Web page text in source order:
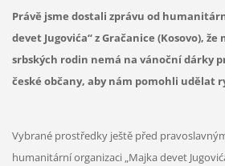
Právě jsme dostali zprávu od
devet Jugovića“ z Gračanice (Kosovo),
srbských rodin nemá na vánoční dárky
české občany, aby nám pomohli udělat
Vybrané prostředky ještě před
humanitární organizaci „Majka devet